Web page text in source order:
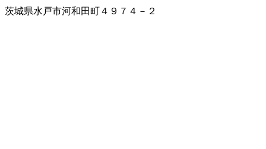
茨城県水戸市河和田町４９７４－２